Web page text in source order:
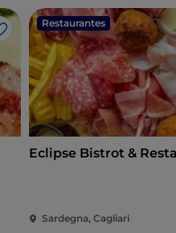
Restaurantes
Eclipse Bistrot &
Sardegna, Cagliari